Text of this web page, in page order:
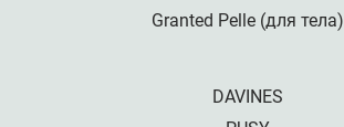
Granted Pelle (для тела)
DAVINES